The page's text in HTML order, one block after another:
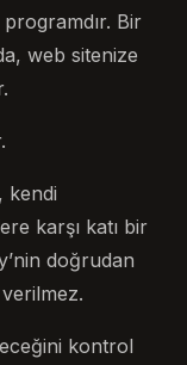
Bir
web sitenize
kendi
karşı katı bir
doğrudan
kontrol